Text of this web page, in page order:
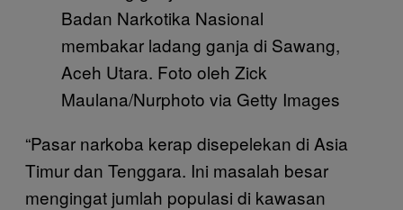
Badan Narkotika Nasional
membakar ladang ganja di Sawang,
Aceh Utara. Foto oleh Zick
Maulana/Nurphoto via Getty Images
“Pasar narkoba kerap disepelekan di Asia
Timur dan Tenggara. Ini masalah besar
mengingat jumlah populasi di kawasan